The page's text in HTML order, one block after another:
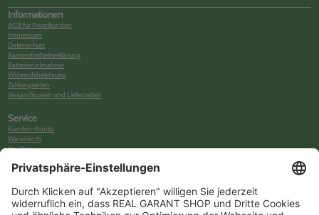
Informationen
AGB für Privatkunden
Impressum
Datenschutz
Barrierefreiheitserklärung
Batterierücknahme
Widerrufsbelehrung
Zahlungsarten
Versandkosten und Lieferzeiten
Service
Kunden-Konto
Warenkorb
Merkliste
Newsletter
FAQs
Über uns